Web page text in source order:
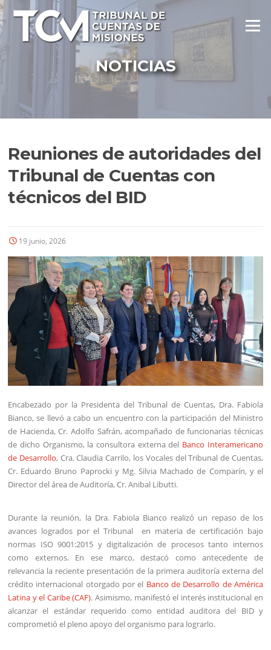
Ir
al
contenido
Menú
NOTICIAS
Reuniones de autoridades del
Tribunal de Cuentas con
técnicos del BID
19 junio, 2026
Encabezado por la Presidenta del Tribunal de Cuentas, Dra. Fabiola
Bianco, se llevó a cabo un encuentro con la participación del Ministro
de Hacienda, Cr. Adolfo Safrán, acompañado de funcionarias técnicas
de dicho Organismo, la consultora externa del Banco Interamericano
de Desarrollo, Cra. Claudia Carrilo, los Vocales del Tribunal de Cuentas,
Cr. Eduardo Bruno Paprocki y Mg. Silvia Machado de Comparín, y el
Director del área de Auditoría, Cr. Anibal Libutti.
Durante la reunión, la Dra. Fabiola Bianco realizó un repaso de los
avances logrados por el Tribunal en materia de certificación bajo
normas ISO 9001:2015 y digitalización de procesos tanto internos
como externos. En ese marco, destacó como antecedente de
relevancia la reciente presentación de la primera auditoría externa del
crédito internacional otorgado por el Banco de Desarrollo de América
Latina y el Caribe (CAF). Asimismo, manifestó el interés institucional en
alcanzar el estándar requerido como entidad auditora del BID y
comprometió el pleno apoyo del organismo para lograrlo.